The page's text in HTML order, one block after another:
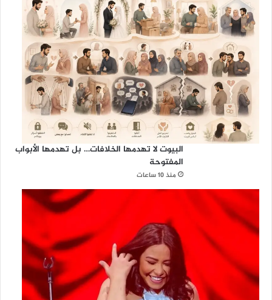
البيوت لا تهدمها الخلافات… بل تهدمها الأبواب
المفتوحة
منذ 10 ساعات